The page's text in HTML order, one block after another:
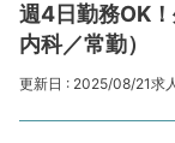
週4日勤務OK
内科／常勤）
更新日 : 2025/08/21求